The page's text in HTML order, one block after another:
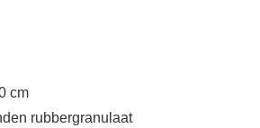
cm
rubbergranulaat